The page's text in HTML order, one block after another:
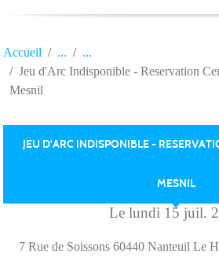
Accueil
Jeu d'Arc Indisponible - Reservation
Mesnil
JEU D'ARC INDISPONIBLE -
MESNIL
Le lundi 15 juil.
7 Rue de Soissons 60440 Nanteuil Le